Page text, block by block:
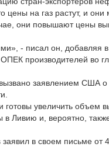
на газ растут, и
они повышают цены
- писал он,
производителей во
заявлением США о
увеличить объем
Ливию и, вероятно,
в своем письме